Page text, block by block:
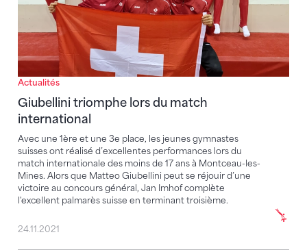
Actualités
Giubellini triomphe lors du match
international
Avec une 1ère et une 3e place, les jeunes gymnastes
suisses ont réalisé d’excellentes performances lors du
match internationale des moins de 17 ans à Montceau-les-
Mines. Alors que Matteo Giubellini peut se réjouir d’une
victoire au concours général, Jan Imhof complète
l'excellent palmarès suisse en terminant troisième.
24.11.2021